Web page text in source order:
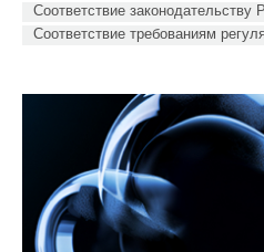
Соответствие законодательству
Соответствие требованиям